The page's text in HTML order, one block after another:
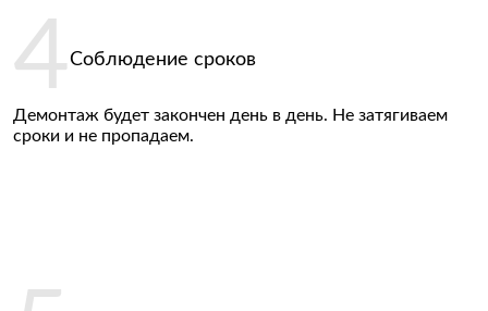
Соблюдение сроков
Демонтаж будет закончен день в день. Не затягиваем
сроки и не пропадаем.
Ваше фото: